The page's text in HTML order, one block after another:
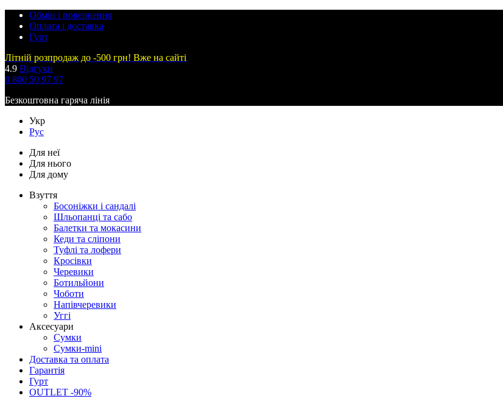
Обмін і повернення
Оплата і доставка
Гурт
Літній розпродаж до -500 грн! Вже на сайті
4.9 Відгуки
0 800 50 97 97
Безкоштовна гаряча лінія
Укр
Рус
Для неї
Для нього
Для дому
Взуття
Босоніжки і сандалі
Шльопанці та сабо
Балетки та мокасини
Кеди та сліпони
Туфлі та лофери
Кросівки
Черевики
Ботильйони
Чоботи
Напівчеревики
Уггі
Аксесуари
Сумки
Сумки-mini
Доставка та оплата
Гарантія
Гурт
OUTLET -90%